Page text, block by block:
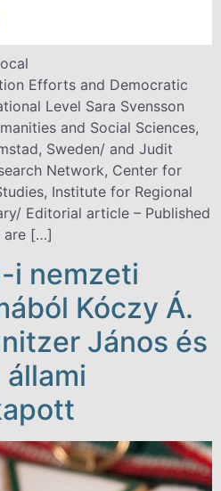
Efforts and Democratic
Level Sara Svensson
and Social Sciences,
Sweden/ and Judit
Network, Center for
Institute for Regional
Editorial article – Published
are […]
i nemzeti
Kóczy Á.
János és